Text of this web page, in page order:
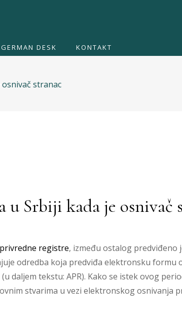
GERMAN DESK KONTAKT
stranac
Srbiji kada je osnivač
registre, između ostalog predviđeno
odredba koja predviđa elektronsku formu
(u daljem tekstu: APR). Kako se istek ovog
stvarima u vezi elektronskog osnivanja